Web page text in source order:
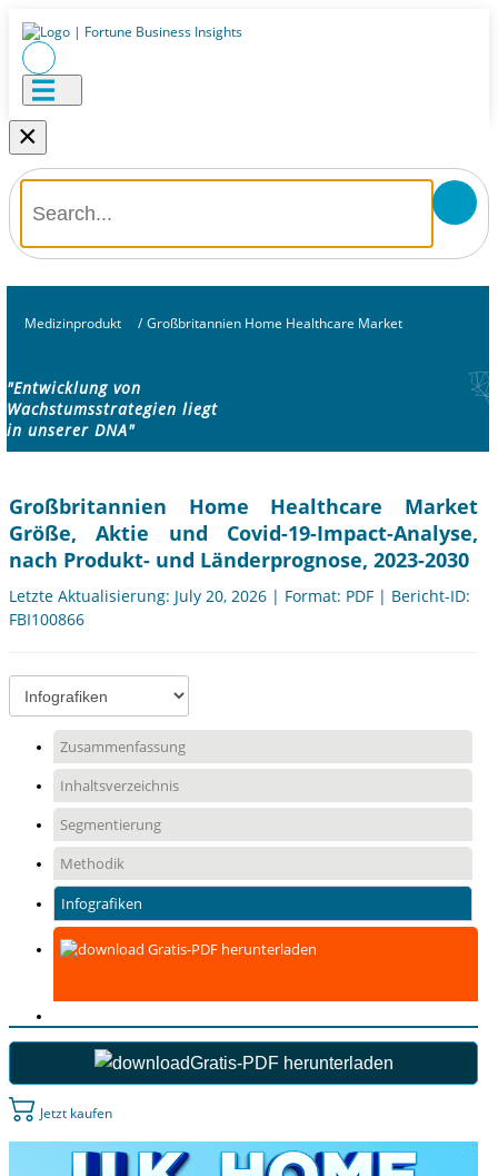
×
Medizinprodukt / Großbritannien Home Healthcare Market
"Entwicklung von
Wachstumsstrategien liegt
in unserer DNA"
Großbritannien Home Healthcare Market
Größe, Aktie und Covid-19-Impact-Analyse,
nach Produkt- und Länderprognose, 2023-2030
Letzte Aktualisierung: July 20, 2026 | Format: PDF | Bericht-ID:
FBI100866
Zusammenfassung
Inhaltsverzeichnis
Segmentierung
Methodik
Infografiken
Gratis-PDF herunterladen
Gratis-PDF herunterladen
Jetzt kaufen